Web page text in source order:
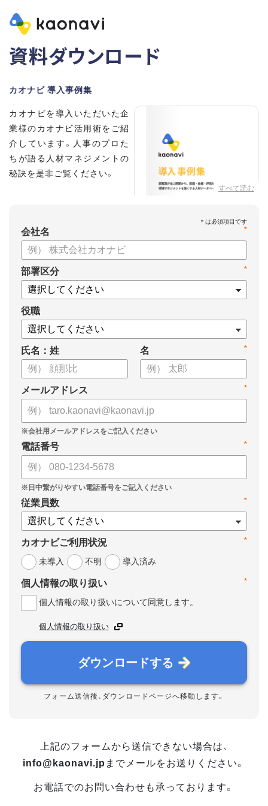
資料ダウンロード
カオナビ 導入事例集
すべて読む
カオナビを導入いただいた企
業様のカオナビ活用術をご紹
介しています。人事のプロた
ちが語る人材マネジメントの
秘訣を是非ご覧ください。
*
会社名
*
部署区分
役職
氏名：姓 *
名
*
メールアドレス
*
電話番号
*
従業員数
*
カオナビご利用状況
未導入
不明 導入済み
*
個人情報の取り扱い
個人情報の取り扱いについて同意します。
個人情報の取り扱い
ダウンロードする
フォーム送信後、ダウンロードページへ移動します。
上記のフォームから送信できない場合は、
info@kaonavi.jp までメールをお送りください。
お電話でのお問い合わせも承っております。